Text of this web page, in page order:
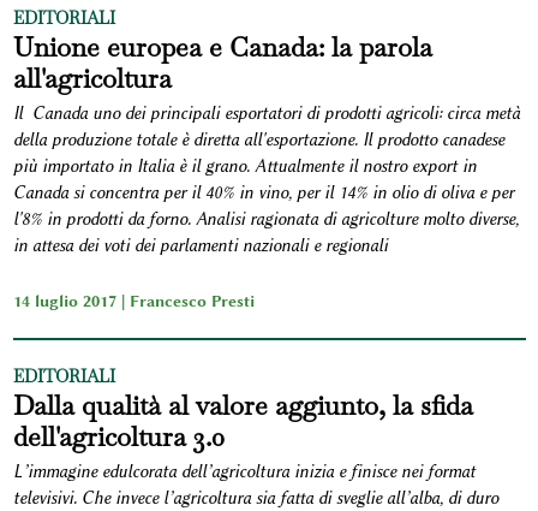
EDITORIALI
Unione europea e Canada: la parola
all'agricoltura
Il Canada uno dei principali esportatori di prodotti agricoli: circa metà
della produzione totale è diretta all'esportazione. Il prodotto canadese
più importato in Italia è il grano. Attualmente il nostro export in
Canada si concentra per il 40% in vino, per il 14% in olio di oliva e per
l'8% in prodotti da forno. Analisi ragionata di agricolture molto diverse,
in attesa dei voti dei parlamenti nazionali e regionali
14 luglio 2017 | Francesco Presti
EDITORIALI
Dalla qualità al valore aggiunto, la sfida
dell'agricoltura 3.0
L’immagine edulcorata dell’agricoltura inizia e finisce nei format
televisivi. Che invece l’agricoltura sia fatta di sveglie all’alba, di duro